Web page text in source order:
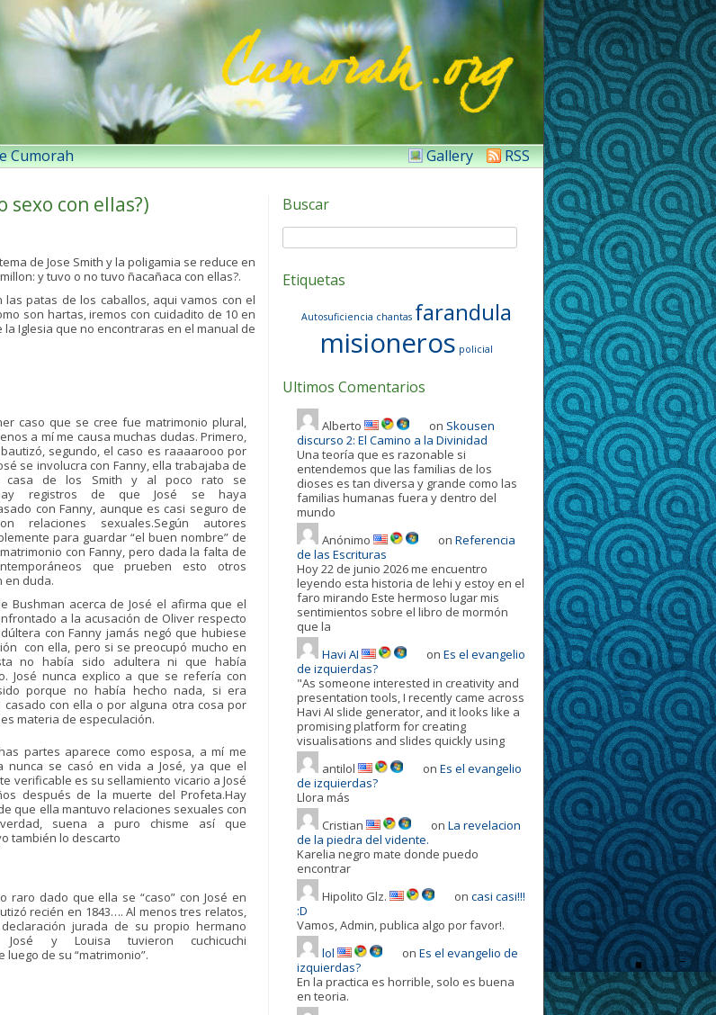
Cumorah RSS
Gallery
sexo con ellas?)
de Jose Smith y la poligamia se reduce en
y tuvo o no tuvo ñacañaca con ellas?.
patas de los caballos, aqui vamos con el
son hartas, iremos con cuidadito de 10 en
Iglesia que no encontraras en el manual de
caso que se cree fue matrimonio plural,
a mí me causa muchas dudas. Primero,
segundo, el caso es raaaarooo por
se involucra con Fanny, ella trabajaba de
casa de los Smith y al poco rato se
hay registros de que José se haya
con Fanny, aunque es casi seguro de
relaciones sexuales.Según autores
para guardar “el buen nombre” de
con Fanny, pero dada la falta de
que prueben esto otros
en duda.
Bushman acerca de José el afirma que el
a la acusación de Oliver respecto
con Fanny jamás negó que hubiese
con ella, pero si se preocupó mucho en
no había sido adultera ni que había
José nunca explico a que se refería con
porque no había hecho nada, si era
con ella o por alguna otra cosa por
materia de especulación.
partes aparece como esposa, a mí me
nunca se casó en vida a José, ya que el
verificable es su sellamiento vicario a José
después de la muerte del Profeta.Hay
que ella mantuvo relaciones sexuales con
suena a puro chisme así que
también lo descarto
raro dado que ella se “caso” con José en
recién en 1843…. Al menos tres relatos,
jurada de su propio hermano
y Louisa tuvieron cuchicuchi
luego de su “matrimonio”.
Buscar
Etiquetas
Autosuficiencia chantas farandula
misioneros policial
Ultimos Comentarios
Alberto on Skousen
discurso 2: El Camino a la Divinidad
Una teoría que es razonable si
entendemos que las familias de los
dioses es tan diversa y grande como las
familias humanas fuera y dentro del
mundo
Anónimo
on Referencia
de las Escrituras
Hoy 22 de junio 2026 me encuentro
leyendo esta historia de lehi y estoy en el
faro mirando Este hermoso lugar mis
sentimientos sobre el libro de mormón
que la
Havi AI
on Es el evangelio
de izquierdas?
"As someone interested in creativity and
presentation tools, I recently came across
Havi AI slide generator, and it looks like a
promising platform for creating
visualisations and slides quickly using
antilol
on Es el evangelio
de izquierdas?
Llora más
Cristian
on La revelacion
de la piedra del vidente.
Karelia negro mate donde puedo
encontrar
Hipolito Glz.
on casi casi!!!
:D
Vamos, Admin, publica algo por favor!.
lol
on Es el evangelio de
izquierdas?
En la practica es horrible, solo es buena
en teoria.